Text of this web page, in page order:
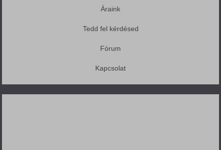
Áraink
Tedd fel kérdésed
Fórum
Kapcsolat